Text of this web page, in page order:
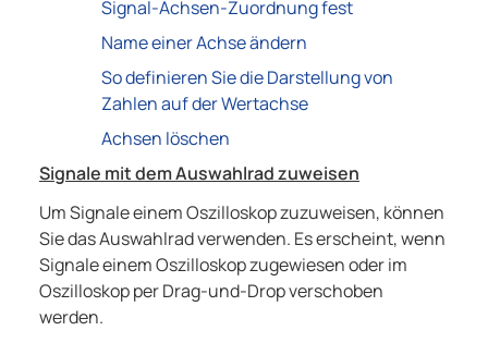
Signal-Achsen-Zuordnung fest
Name einer Achse ändern
So definieren Sie die Darstellung von
Zahlen auf der Wertachse
Achsen löschen
Signale mit dem Auswahlrad zuweisen
Um Signale einem Oszilloskop zuzuweisen, können
Sie das Auswahlrad verwenden. Es erscheint, wenn
Signale einem Oszilloskop zugewiesen oder im
Oszilloskop per Drag-und-Drop verschoben
werden.